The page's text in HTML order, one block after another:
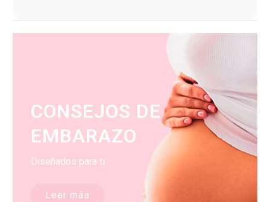
CONSEJOS DE
EMBARAZO
Diseñados para ti
Leer más